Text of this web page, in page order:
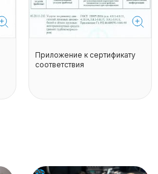
Приложение к сертификату
соответствия